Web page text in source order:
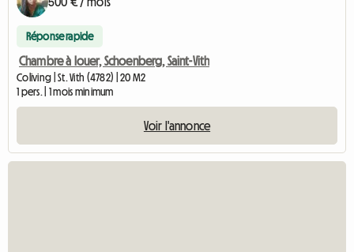
Réponse rapide
Chambre à louer, Schoenberg, Saint-Vith
Coliving | St. Vith (4782) | 20 M2
1 pers. | 1 mois minimum
Voir l'annonce